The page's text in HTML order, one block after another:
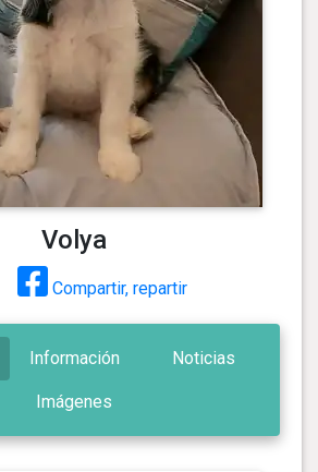
Volya
Compartir, repartir
Información Noticias
Imágenes